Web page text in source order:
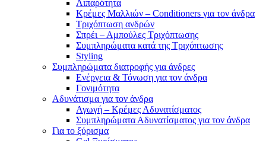
Λιπαρότητα
Κρέμες Μαλλιών – Conditioners για τον άνδρα
Τριχόπτωση ανδρών
Σπρέι – Αμπούλες Τριχόπτωσης
Συμπληρώματα κατά της Τριχόπτωσης
Styling
Συμπληρώματα διατροφής για άνδρες
Ενέργεια & Τόνωση για τον άνδρα
Γονιμότητα
Αδυνάτισμα για τον άνδρα
Αγωγή – Κρέμες Αδυνατίσματος
Συμπληρώματα Αδυνατίσματος για τον άνδρα
Για το ξύρισμα